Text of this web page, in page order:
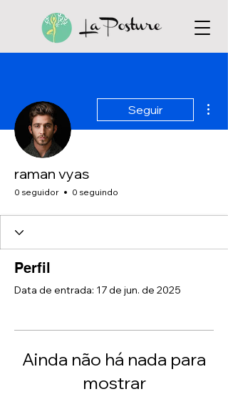
Seguir
raman vyas
0 seguidor 0 seguindo
Perfil
Data de entrada: 17 de jun. de 2025
Ainda não há nada para
mostrar